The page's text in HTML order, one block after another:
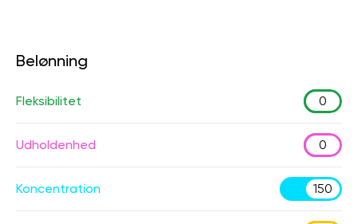
Belønning
Fleksibilitet 0
Udholdenhed 0
Koncentration 150